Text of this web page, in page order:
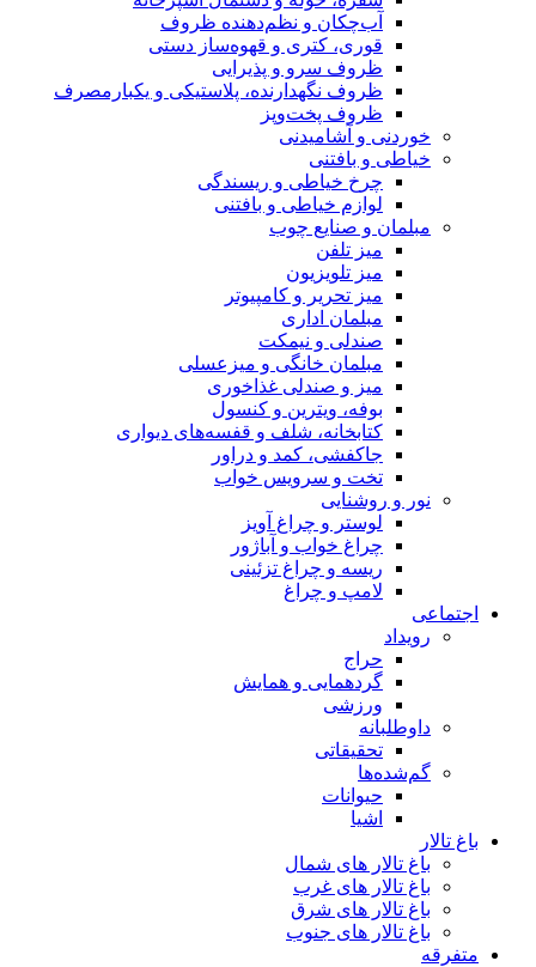
آب‌چکان و نظم‌دهنده ظروف
قوری، کتری و قهوه‌ساز دستی
ظروف سرو و پذیرایی
ظروف نگهدارنده، پلاستیکی و یکبارمصرف
ظروف پخت‌وپز
خوردنی و آشامیدنی
خیاطی و بافتنی
چرخ خیاطی و ریسندگی
لوازم خیاطی و بافتنی
مبلمان و صنایع چوب
میز تلفن
میز تلویزیون
میز تحریر و کامپیوتر
مبلمان اداری
صندلی و نیمکت
مبلمان خانگی و میزعسلی
میز و صندلی غذاخوری
بوفه، ویترین و کنسول
کتابخانه، شلف و قفسه‌های دیواری
جاکفشی، کمد و دراور
تخت و سرویس خواب
نور و روشنایی
لوستر و چراغ آویز
چراغ خواب و آباژور
ریسه و چراغ تزئینی
لامپ و چراغ
اجتماعی
رویداد
حراج
گردهمایی و همایش
ورزشی
داوطلبانه
تحقیقاتی
گم‌شده‌ها
حیوانات
اشیا
باغ تالار
باغ تالار های شمال
باغ تالار های غرب
باغ تالار های شرق
باغ تالار های جنوب
متفرقه